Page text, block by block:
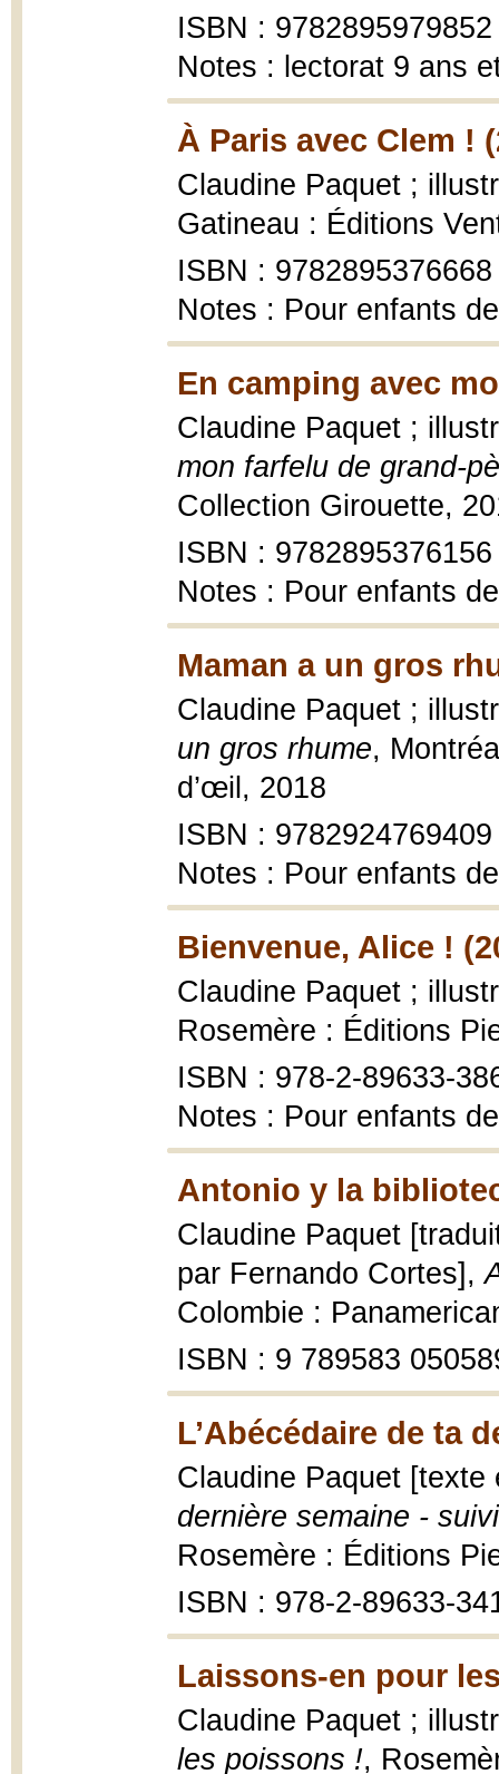
ISBN : 9782895979852
Notes : lectorat 9 ans
À Paris avec Clem !
Claudine Paquet ;
Gatineau : Éditions
ISBN : 9782895376668
Notes : Pour enfants
En camping avec
Claudine Paquet ;
mon farfelu de grand-
Collection Girouette,
ISBN : 9782895376156
Notes : Pour enfants
Maman a un gros
Claudine Paquet ;
un gros rhume,
d’œil, 2018
ISBN : 9782924769409
Notes : Pour enfants
Bienvenue, Alice !
Claudine Paquet ;
Rosemère : Éditions
ISBN : 978-2-89633-
Notes : Pour enfants
Antonio y la
Claudine Paquet
par Fernando Cortes],
Colombie :
ISBN : 9 789583
L’Abécédaire de ta
Claudine Paquet
dernière semaine -
Rosemère : Éditions
ISBN : 978-2-89633-
Laissons-en pour
Claudine Paquet ;
les poissons !,